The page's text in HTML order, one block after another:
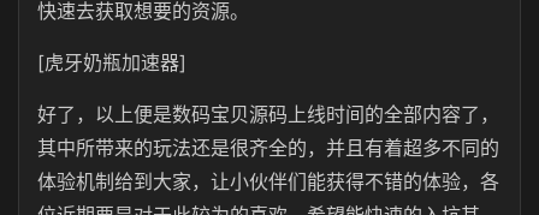
快速去获取想要的资源。
[虎牙奶瓶加速器]
好了，以上便是数码宝贝源码上线时间的全部内容了，
其中所带来的玩法还是很齐全的，并且有着超多不同的
体验机制给到大家，让小伙伴们能获得不错的体验，各